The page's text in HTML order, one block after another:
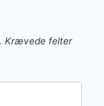
Krævede felter